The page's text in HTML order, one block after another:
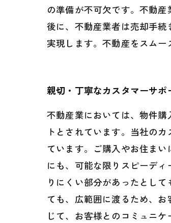
の準備が不可欠です。不動
後に、不動産業者は売却手
実現します。不動産をスムー
親切・丁寧なカスタマーサポ
不動産業においては、物件
トとされています。当社の
ています。ご購入やお住ま
にも、可能な限りスピーデ
りにくい部分があったとし
ても、広範囲に渡るため、
じて、お客様とのコミュニ